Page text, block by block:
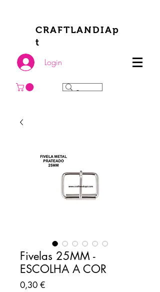
CRAFTLANDIAp
t
Login
Fivelas 25MM -
ESCOLHA A COR
0,30 €Preço